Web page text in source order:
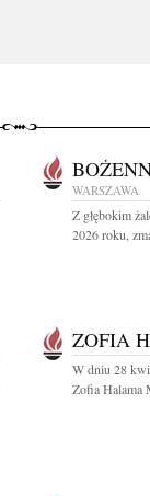
WARSZAWA
Z głębokim
2026 roku,
ZOFIA
W dniu 28
Zofia Halama